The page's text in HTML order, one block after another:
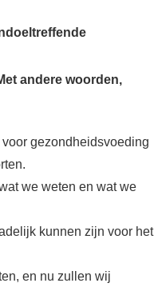
andere woorden,
gezondheidsvoeding
we weten en wat we
kunnen zijn voor het
en nu zullen wij